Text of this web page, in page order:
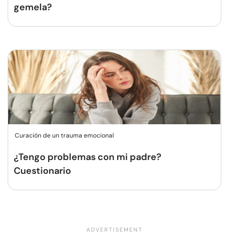
gemela?
Curación de un trauma emocional
¿Tengo problemas con mi padre?
Cuestionario